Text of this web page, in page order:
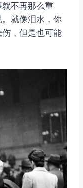
不再那么重
就像泪水，你
，但是也可能